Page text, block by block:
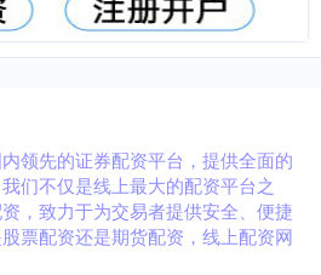
领先的证券配资平台，提供全面的
们不仅是线上最大的配资平台之
，致力于为交易者提供安全、便捷
票配资还是期货配资，线上配资网